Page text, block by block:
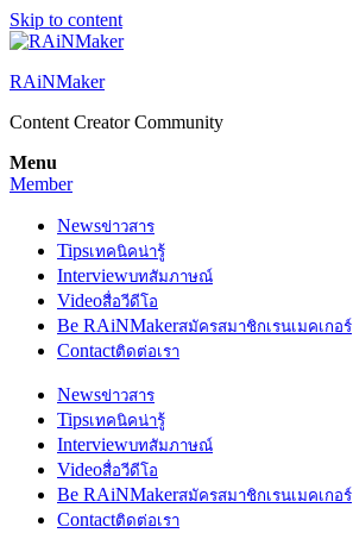
Skip to content
RAiNMaker
Content Creator Community
Menu
Member
Newsข่าวสาร
Tipsเทคนิคน่ารู้
Interviewบทสัมภาษณ์
Videoสื่อวีดีโอ
Be RAiNMakerสมัครสมาชิกเรนเมคเกอร์
Contactติดต่อเรา
Newsข่าวสาร
Tipsเทคนิคน่ารู้
Interviewบทสัมภาษณ์
Videoสื่อวีดีโอ
Be RAiNMakerสมัครสมาชิกเรนเมคเกอร์
Contactติดต่อเรา